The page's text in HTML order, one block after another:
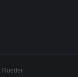
Rueder